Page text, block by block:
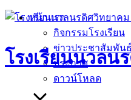
Skip
โรงเรียนนวลน
หน้าแรก
กิจกรรมโรงเรียน
ข่าวประชาสัมพัน
ประกาศ
ดาวน์โหลด